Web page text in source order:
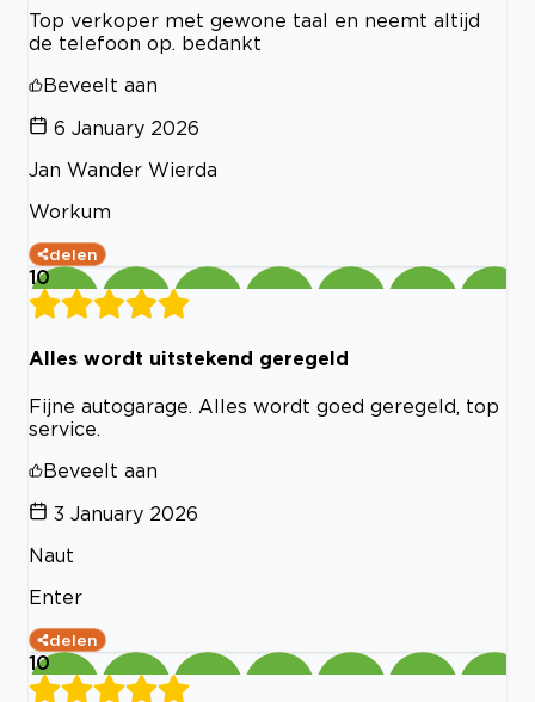
Top verkoper met gewone taal en neemt altijd
de telefoon op. bedankt
Beveelt aan
6 January 2026
Jan Wander Wierda
Workum
delen
10
Alles wordt uitstekend geregeld
Fijne autogarage. Alles wordt goed geregeld, top
service.
Beveelt aan
3 January 2026
Naut
Enter
delen
10